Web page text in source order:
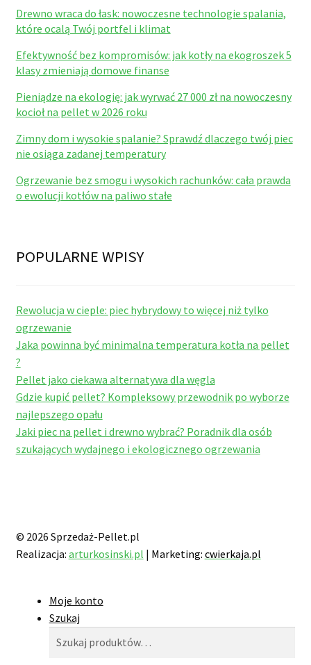
Drewno wraca do łask: nowoczesne technologie spalania,
które ocalą Twój portfel i klimat
Efektywność bez kompromisów: jak kotły na ekogroszek 5
klasy zmieniają domowe finanse
Pieniądze na ekologię: jak wyrwać 27 000 zł na nowoczesny
kocioł na pellet w 2026 roku
Zimny dom i wysokie spalanie? Sprawdź dlaczego twój piec
nie osiąga zadanej temperatury
Ogrzewanie bez smogu i wysokich rachunków: cała prawda
o ewolucji kotłów na paliwo stałe
POPULARNE WPISY
Rewolucja w cieple: piec hybrydowy to więcej niż tylko
ogrzewanie
Jaka powinna być minimalna temperatura kotła na pellet
?
Pellet jako ciekawa alternatywa dla węgla
Gdzie kupić pellet? Kompleksowy przewodnik po wyborze
najlepszego opału
Jaki piec na pellet i drewno wybrać? Poradnik dla osób
szukających wydajnego i ekologicznego ogrzewania
© 2026 Sprzedaż-Pellet.pl
Realizacja: arturkosinski.pl | Marketing: cwierkaja.pl
Moje konto
Szukaj